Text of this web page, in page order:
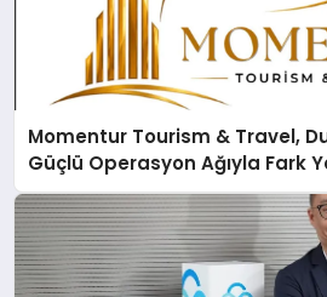
Momentur Tourism & Travel,
Güçlü Operasyon Ağıyla Fark